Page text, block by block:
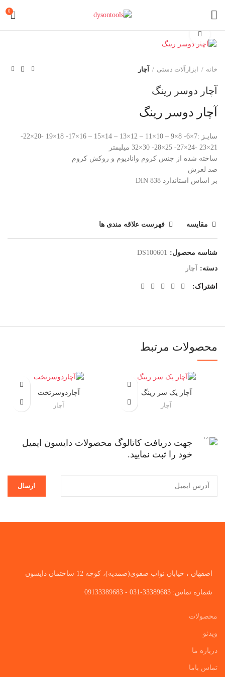
0
خانه ابزارآلات دستی آچار
آچار دوسر رینگ
آچار دوسر رینگ
سایـز :7×6- 8×9 – 10×11 – 12×13 – 14×15 – 16×17- 18×19 -20×22-
21×23 -24×27- 25×28- 30×32 میلیمتر
ساخته شده از جنس کروم وانادیوم و روکش کروم
ضد لغزش
بر اساس استاندارد 838 DIN
مقایسه فهرست علاقه مندی ها
شناسه محصول: DS100601
دسته: آچار
اشتراک
محصولات مرتبط
آچار یک سر رینگ
آچار
آچاردوسرتخت
آچار
جهت دریافت کاتالوگ محصولات دایسون ایمیل
خود را ثبت نمایید.
اصفهان ، خیابان نواب صفوی(صمدیه)، کوچه 12 ساختمان دایسون
شماره تماس: 33389683-031 - 09133389683
محصولات
ویدئو
درباره ما
تماس باما